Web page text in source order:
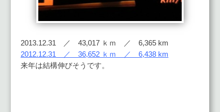
2013.12.31 ／ 43,017 ｋｍ ／ 6,365 km
2012.12.31 ／ 36,652 ｋｍ ／ 6,438 km
来年は結構伸びそうです。